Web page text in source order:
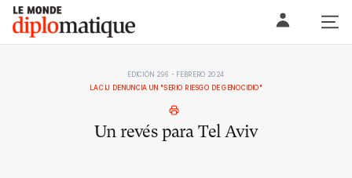
Skip
content
Le monde diplomatique
EDICIÓN 296 - FEBRERO 2024
LA CIJ DENUNCIA UN "SERIO RIESGO DE GENOCIDIO"
Un revés para Tel Aviv